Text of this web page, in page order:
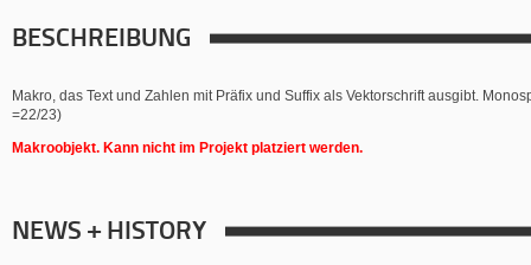
BESCHREIBUNG
Makro, das Text und Zahlen mit Präfix und Suffix als Vektorschrift ausgibt.
=22/23)
Makroobjekt. Kann nicht im Projekt platziert werden.
NEWS + HISTORY